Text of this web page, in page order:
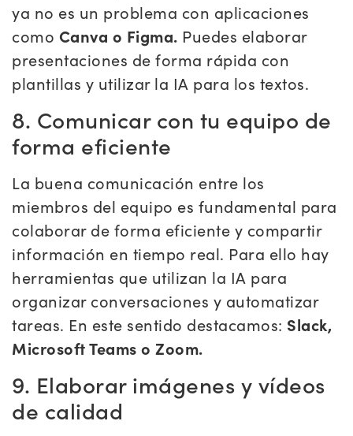
ya no es un problema con aplicaciones
como Canva o Figma. Puedes elaborar
presentaciones de forma rápida con
plantillas y utilizar la IA para los textos.
8. Comunicar con tu equipo de
forma eficiente
La buena comunicación entre los
miembros del equipo es fundamental para
colaborar de forma eficiente y compartir
información en tiempo real. Para ello hay
herramientas que utilizan la IA para
organizar conversaciones y automatizar
tareas. En este sentido destacamos: Slack,
Microsoft Teams o Zoom.
9. Elaborar imágenes y vídeos
de calidad